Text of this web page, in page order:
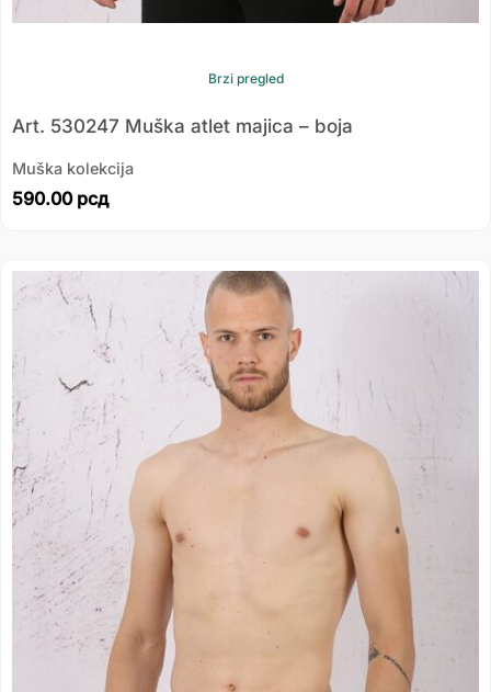
Brzi pregled
Art. 530247 Muška atlet majica – boja
Muška kolekcija
590.00 рсд